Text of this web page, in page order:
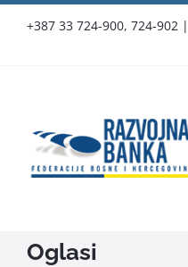
+387 33 724-900, 724-902 |
Oglasi